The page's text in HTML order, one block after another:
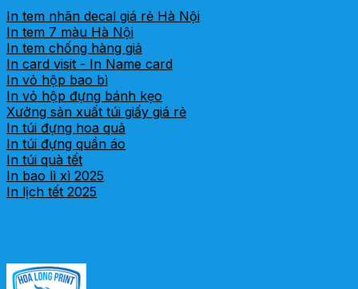
In tem nhãn decal giá rẻ Hà Nội
In tem 7 màu Hà Nội
In tem chống hàng giả
In card visit - In Name card
In vỏ hộp bao bì
In vỏ hộp đựng bánh kẹo
Xưởng sản xuất túi giấy giá rẻ
In túi đựng hoa quả
In túi đựng quần áo
In túi quà tết
In bao lì xì 2025
In lịch tết 2025